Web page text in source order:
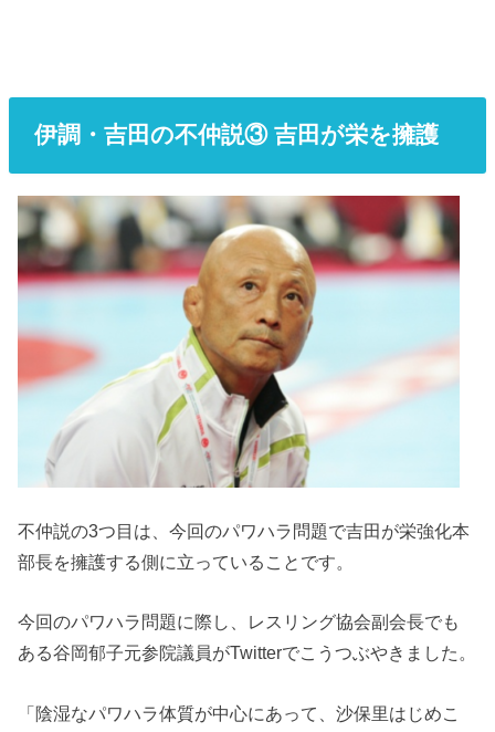
伊調・吉田の不仲説③ 吉田が栄を擁護
不仲説の3つ目は、今回のパワハラ問題で吉田が栄強化本
部長を擁護する側に立っていることです。
今回のパワハラ問題に際し、レスリング協会副会長でも
ある谷岡郁子元参院議員がTwitterでこうつぶやきました。
「陰湿なパワハラ体質が中心にあって、沙保里はじめこ